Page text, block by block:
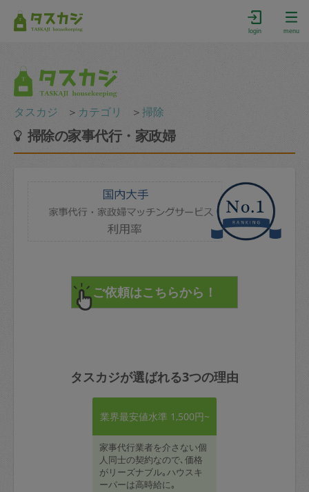
login menu
タスカジ ＞ カテゴリ ＞掃除
掃除の家事代行・家政婦
タスカジが選ばれる3つの理由
業界最安値水準 1,500円~
家事代行業者を介さない個
人同士の契約なので､価格
がリーズナブル｡ハウスキ
ーパーは高時給に｡